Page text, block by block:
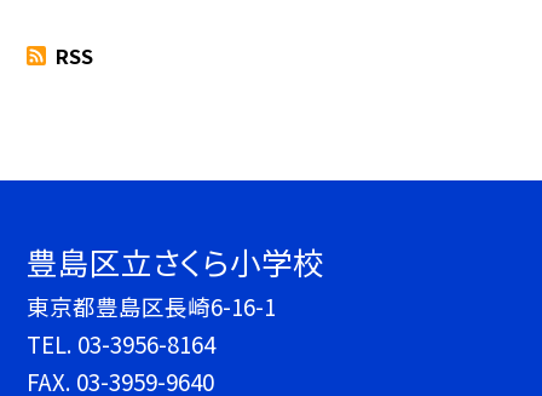
RSS
豊島区立さくら小学校
東京都豊島区長崎6-16-1
TEL. 03-3956-8164
FAX. 03-3959-9640